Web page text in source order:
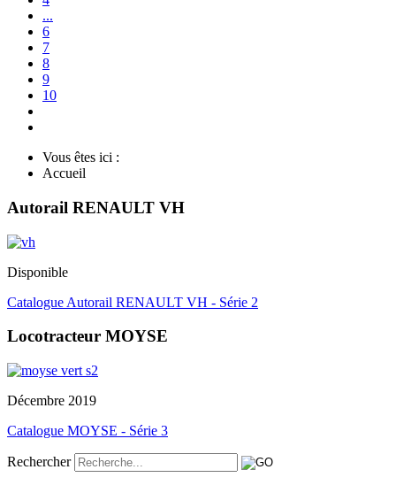
...
6
7
8
9
10
Vous êtes ici :
Accueil
Autorail RENAULT VH
Disponible
Catalogue Autorail RENAULT VH - Série 2
Locotracteur MOYSE
Décembre 2019
Catalogue MOYSE - Série 3
Rechercher